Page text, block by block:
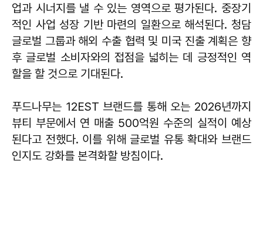
업과 시너지를 낼 수 있는 영역으로 평가된다. 중장기
적인 사업 성장 기반 마련의 일환으로 해석된다. 청담
글로벌 그룹과 해외 수출 협력 및 미국 진출 계획은 향
후 글로벌 소비자와의 접점을 넓히는 데 긍정적인 역
할을 할 것으로 기대된다.
푸드나무는 12EST 브랜드를 통해 오는 2026년까지
뷰티 부문에서 연 매출 500억원 수준의 실적이 예상
된다고 전했다. 이를 위해 글로벌 유통 확대와 브랜드
인지도 강화를 본격화할 방침이다.